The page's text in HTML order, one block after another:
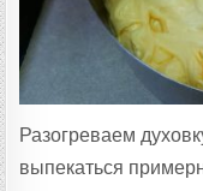
Разогреваем
выпекаться